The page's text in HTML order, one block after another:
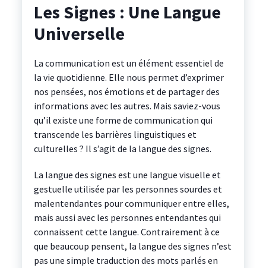
Les Signes : Une Langue
Universelle
La communication est un élément essentiel de
la vie quotidienne. Elle nous permet d’exprimer
nos pensées, nos émotions et de partager des
informations avec les autres. Mais saviez-vous
qu’il existe une forme de communication qui
transcende les barrières linguistiques et
culturelles ? Il s’agit de la langue des signes.
La langue des signes est une langue visuelle et
gestuelle utilisée par les personnes sourdes et
malentendantes pour communiquer entre elles,
mais aussi avec les personnes entendantes qui
connaissent cette langue. Contrairement à ce
que beaucoup pensent, la langue des signes n’est
pas une simple traduction des mots parlés en